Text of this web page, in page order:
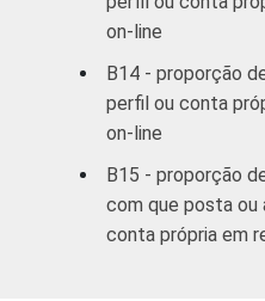
on-line
B14 - proporção
perfil ou conta
on-line
B15 - proporção
com que posta ou
conta própria em